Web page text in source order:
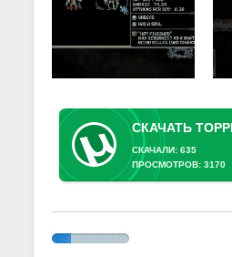
СКАЧАЛИ: 635
ПРОСМОТРОВ: 3170